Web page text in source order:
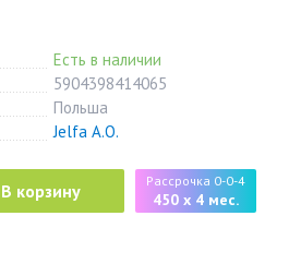
Есть в наличии
5904398414065
Польша
Jelfa A.O.
В корзину Рассрочка 0-0-4
450 x 4 мес.